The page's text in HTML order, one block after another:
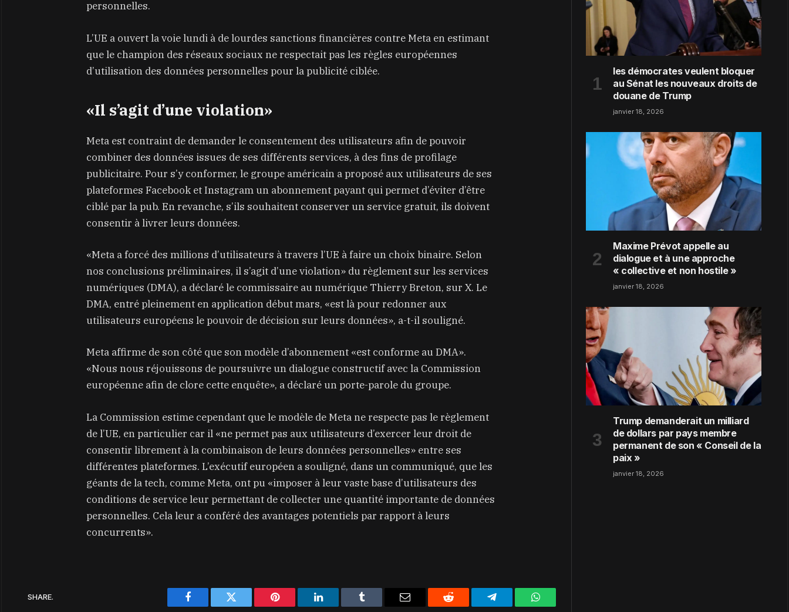
personnelles.
L’UE a ouvert la voie lundi à de lourdes sanctions financières contre Meta en estimant
que le champion des réseaux sociaux ne respectait pas les règles européennes
d’utilisation des données personnelles pour la publicité ciblée.
«Il s’agit d’une violation»
Meta est contraint de demander le consentement des utilisateurs afin de pouvoir
combiner des données issues de ses différents services, à des fins de profilage
publicitaire. Pour s’y conformer, le groupe américain a proposé aux utilisateurs de ses
plateformes Facebook et Instagram un abonnement payant qui permet d’éviter d’être
ciblé par la pub. En revanche, s’ils souhaitent conserver un service gratuit, ils doivent
consentir à livrer leurs données.
«Meta a forcé des millions d’utilisateurs à travers l’UE à faire un choix binaire. Selon
nos conclusions préliminaires, il s’agit d’une violation» du règlement sur les services
numériques (DMA), a déclaré le commissaire au numérique Thierry Breton, sur X. Le
DMA, entré pleinement en application début mars, «est là pour redonner aux
utilisateurs européens le pouvoir de décision sur leurs données», a-t-il souligné.
Meta affirme de son côté que son modèle d’abonnement «est conforme au DMA».
«Nous nous réjouissons de poursuivre un dialogue constructif avec la Commission
européenne afin de clore cette enquête», a déclaré un porte-parole du groupe.
La Commission estime cependant que le modèle de Meta ne respecte pas le règlement
de l’UE, en particulier car il «ne permet pas aux utilisateurs d’exercer leur droit de
consentir librement à la combinaison de leurs données personnelles» entre ses
différentes plateformes. L’exécutif européen a souligné, dans un communiqué, que les
géants de la tech, comme Meta, ont pu «imposer à leur vaste base d’utilisateurs des
conditions de service leur permettant de collecter une quantité importante de données
personnelles. Cela leur a conféré des avantages potentiels par rapport à leurs
concurrents».
SHARE.
Facebook Twitter Pinterest LinkedIn Tumblr Email Reddit Telegram WhatsApp
les démocrates veulent bloquer
au Sénat les nouveaux droits de
douane de Trump
janvier 18, 2026
Maxime Prévot appelle au
dialogue et à une approche
« collective et non hostile »
janvier 18, 2026
Trump demanderait un milliard
de dollars par pays membre
permanent de son « Conseil de la
paix »
janvier 18, 2026